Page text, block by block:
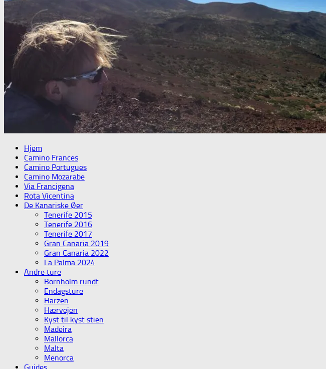
Hjem
Camino Frances
Camino Portugues
Camino Mozarabe
Via Francigena
Rota Vicentina
De Kanariske Øer
Tenerife 2015
Tenerife 2016
Tenerife 2017
Gran Canaria 2019
Gran Canaria 2022
La Palma 2024
Andre ture
Bornholm rundt
Endagsture
Harzen
Hærvejen
Kyst til kyst stien
Madeira
Mallorca
Malta
Menorca